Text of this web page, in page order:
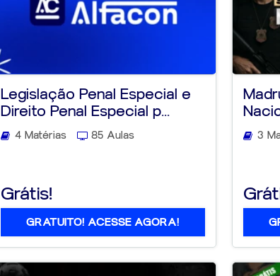
Legislação Penal Especial e
Direito Penal Especial p...
4 Matérias 85 Aulas
Grátis!
GRATUITO! ACESSE AGORA!
3